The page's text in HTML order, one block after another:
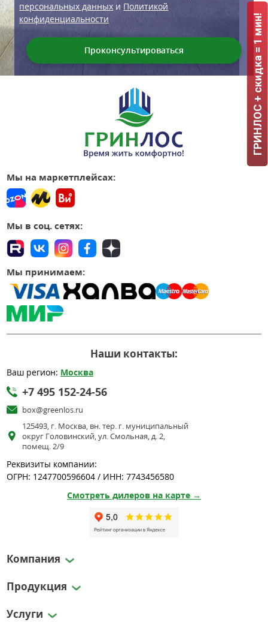
персональных данных и Политикой
конфиденциальности
Мы на маркетплейсах:
Мы в соц. сетях:
Мы принимаем:
Наши контакты:
Ваш регион: Москва
+7 495 152-24-56
box@greenlos.ru
125493, г. Москва, вн. тер. г. муниципальный
округ Головинский, ул. Смольная, д. 2,
помещ. 2/9
Реквизиты компании:
ОГРН: 1247700596604 / ИНН: 7743456580
Смотреть дилеров на карте →
Компания
Продукция
Услуги
ГРИНЛОС + скидка = 1 мин!